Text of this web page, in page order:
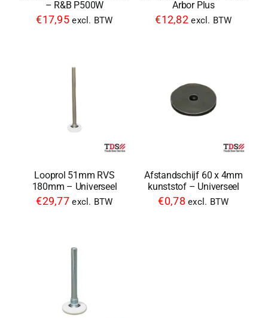
– R&B P500W
€17,95 excl. BTW
Arbor Plus
€12,82 excl. BTW
Looprol 51mm RVS
180mm – Universeel
€29,77 excl. BTW
Afstandschijf 60 x 4mm
kunststof – Universeel
€0,78 excl. BTW